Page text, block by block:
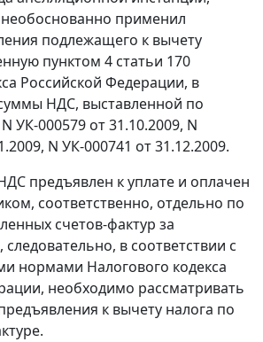
применил
подлежащего к вычету
пунктом 4 статьи 170
Российской Федерации, в
НДС, выставленной по
УК-000579 от 31.10.2009, N
N УК-000741 от 31.12.2009.
предъявлен к уплате и оплачен
соответственно, отдельно по
счетов-фактур за
в соответствии с
нормами Налогового кодекса
необходимо рассматривать
к вычету налога по